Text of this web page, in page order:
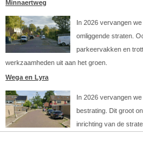
Minnaertweg
In 2026 vervangen
omliggende straten.
parkeervakken en
werkzaamheden uit aan het groen.
Wega en Lyra
In 2026 vervangen
bestrating. Dit groot
inrichting van de